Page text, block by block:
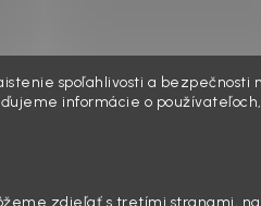
spoľahlivosti a bezpečnosti
informácie o
zdieľať s tretími stranami,